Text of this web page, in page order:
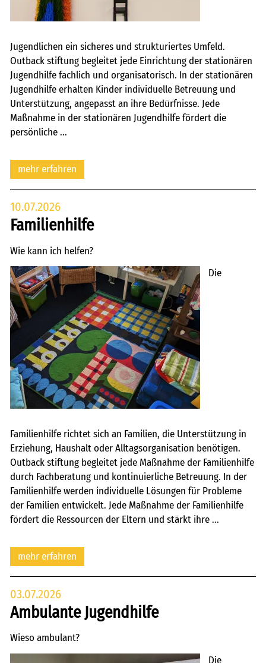
Jugendlichen ein sicheres und strukturiertes Umfeld.
Outback stiftung begleitet jede Einrichtung der stationären
Jugendhilfe fachlich und organisatorisch. In der stationären
Jugendhilfe erhalten Kinder individuelle Betreuung und
Unterstützung, angepasst an ihre Bedürfnisse. Jede
Maßnahme in der stationären Jugendhilfe fördert die
persönliche ...
mehr erfahren
10.07.2026
Familienhilfe
Wie kann ich helfen?
Die
Familienhilfe richtet sich an Familien, die Unterstützung in
Erziehung, Haushalt oder Alltagsorganisation benötigen.
Outback stiftung begleitet jede Maßnahme der Familienhilfe
durch Fachberatung und kontinuierliche Betreuung. In der
Familienhilfe werden individuelle Lösungen für Probleme
der Familien entwickelt. Jede Maßnahme der Familienhilfe
fördert die Ressourcen der Eltern und stärkt ihre ...
mehr erfahren
03.07.2026
Ambulante Jugendhilfe
Wieso ambulant?
Die